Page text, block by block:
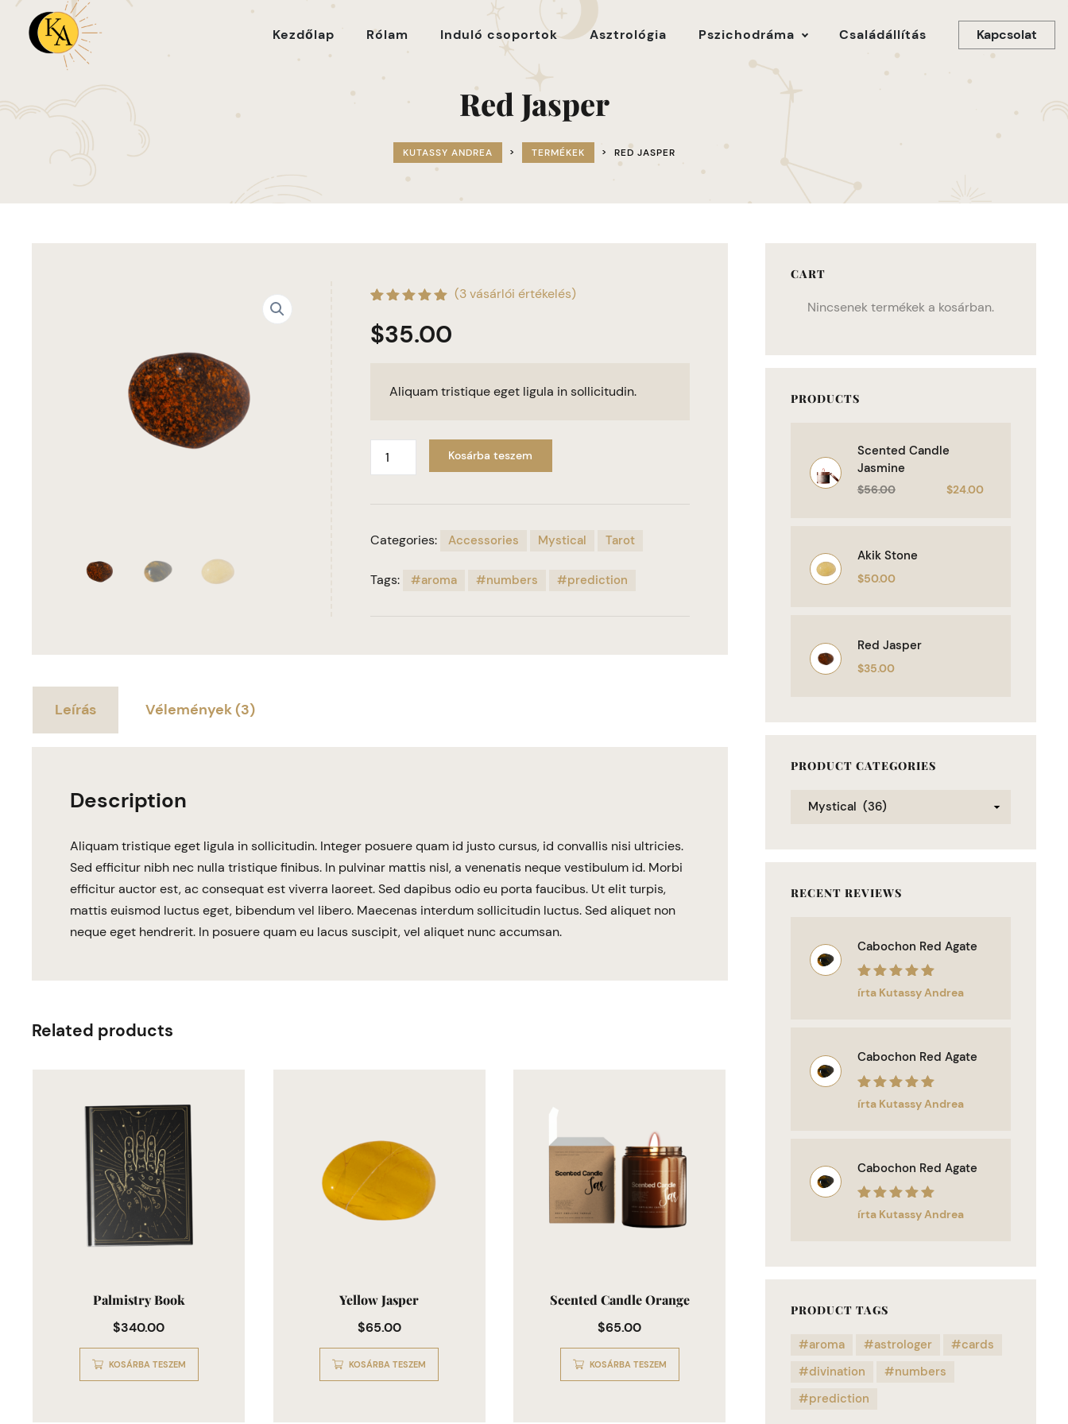
Kezdőlap Rólam Induló csoportok Asztrológia Pszichodráma Családállítás Kapcsolat
Red Jasper
KUTASSY ANDREA > TERMÉKEK > RED JASPER
5.00az 5-ből,
értékelés
(3vásárlói értékelés)
$35.00
Aliquam tristique eget ligula in sollicitudin.
Kosárba teszem
Categories: Accessories Mystical Tarot
Tags: aroma numbers prediction
Leírás Vélemények (3)
Description
Aliquam tristique eget ligula in sollicitudin. Integer posuere quam id justo cursus, id convallis nisi ultricies.
Sed efficitur nibh nec nulla tristique finibus. In pulvinar mattis nisl, a venenatis neque vestibulum id. Morbi
efficitur auctor est, ac consequat est viverra laoreet. Sed dapibus odio eu porta faucibus. Ut elit turpis,
mattis euismod luctus eget, bibendum vel libero. Maecenas interdum sollicitudin luctus. Sed aliquet non
neque eget hendrerit. In posuere quam eu lacus suscipit, vel aliquet nunc accumsan.
Related products
Palmistry Book
$340.00
KOSÁRBA TESZEM
Yellow Jasper
$65.00
KOSÁRBA TESZEM
Scented Candle Orange
$65.00
KOSÁRBA TESZEM
CART
Nincsenek termékek a kosárban.
PRODUCTS
Scented Candle
Jasmine
$56.00 $24.00
Akik Stone
$50.00
Red Jasper
$35.00
PRODUCT CATEGORIES
RECENT REVIEWS
Cabochon Red Agate
Értékelés:5/
írta Kutassy Andrea
Cabochon Red Agate
Értékelés:5/
5
írta Kutassy Andrea
Cabochon Red Agate
Értékelés:5/
írta Kutassy Andrea
PRODUCT TAGS
aroma astrologer
cards
divination
numbers
prediction